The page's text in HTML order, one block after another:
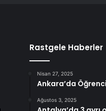
Rastgele Haberler
Nisan 27, 2025
Ankara’da
Ağustos 3, 2025